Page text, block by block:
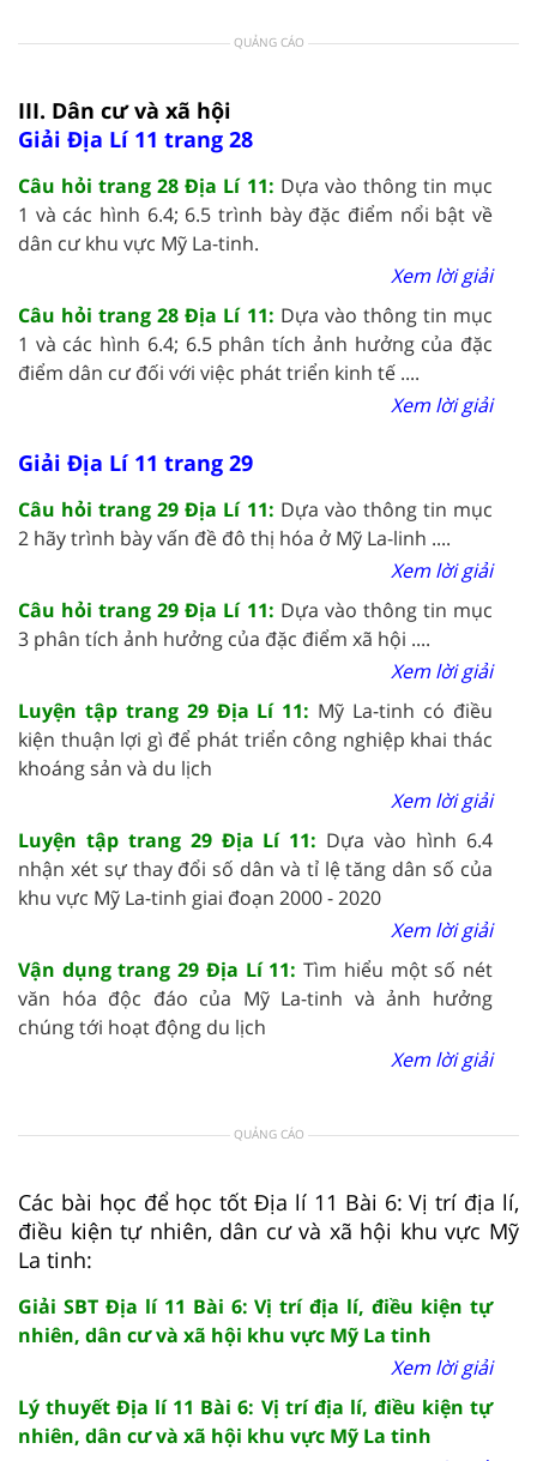
QUẢNG CÁO
III. Dân cư và xã hội
Giải Địa Lí 11 trang 28
Câu hỏi trang 28 Địa Lí 11: Dựa vào thông tin mục
1 và các hình 6.4; 6.5 trình bày đặc điểm nổi bật về
dân cư khu vực Mỹ La-tinh.
Xem lời giải
Câu hỏi trang 28 Địa Lí 11: Dựa vào thông tin mục
1 và các hình 6.4; 6.5 phân tích ảnh hưởng của đặc
điểm dân cư đối với việc phát triển kinh tế ....
Xem lời giải
Giải Địa Lí 11 trang 29
Câu hỏi trang 29 Địa Lí 11: Dựa vào thông tin mục
2 hãy trình bày vấn đề đô thị hóa ở Mỹ La-linh ....
Xem lời giải
Câu hỏi trang 29 Địa Lí 11: Dựa vào thông tin mục
3 phân tích ảnh hưởng của đặc điểm xã hội ....
Xem lời giải
Luyện tập trang 29 Địa Lí 11: Mỹ La-tinh có điều
kiện thuận lợi gì để phát triển công nghiệp khai thác
khoáng sản và du lịch
Xem lời giải
Luyện tập trang 29 Địa Lí 11: Dựa vào hình 6.4
nhận xét sự thay đổi số dân và tỉ lệ tăng dân số của
khu vực Mỹ La-tinh giai đoạn 2000 - 2020
Xem lời giải
Vận dụng trang 29 Địa Lí 11:Tìm hiểu một số nét
văn hóa độc đáo của Mỹ La-tinh và ảnh hưởng
chúng tới hoạt động du lịch
Xem lời giải
QUẢNG CÁO
Các bài học để học tốt Địa lí 11 Bài 6: Vị trí địa lí,
điều kiện tự nhiên, dân cư và xã hội khu vực Mỹ
La tinh:
Giải SBT Địa lí 11 Bài 6: Vị trí địa lí, điều kiện tự
nhiên, dân cư và xã hội khu vực Mỹ La tinh
Xem lời giải
Lý thuyết Địa lí 11 Bài 6: Vị trí địa lí, điều kiện tự
nhiên, dân cư và xã hội khu vực Mỹ La tinh